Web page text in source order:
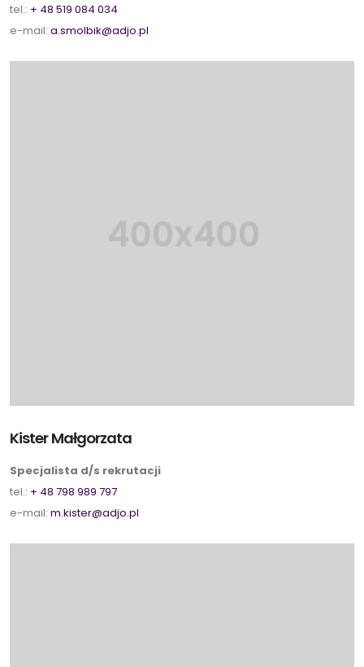
tel.: + 48 519 084 034
e-mail: a.smolbik@adjo.pl
Kister Małgorzata
Specjalista d/s rekrutacji
tel.: + 48 798 989 797
e-mail: m.kister@adjo.pl